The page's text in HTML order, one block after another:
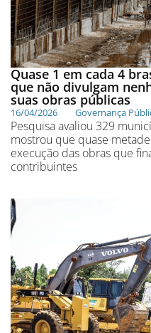
Quase 1 em cada 4
que não divulgam
suas obras públicas
16/04/2026 Governança
Pesquisa avaliou 329
mostrou que quase
execução das obras que
contribuintes